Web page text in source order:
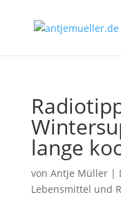
lange
von Antje Müller|
Lebensmittel und